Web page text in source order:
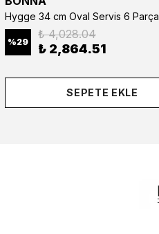
Hygge 34 cm Oval Servis 6 Parça
%29
₺ 4,028.04
₺ 2,864.51
SEPETE EKLE